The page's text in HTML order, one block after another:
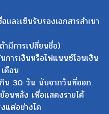
เละเซ็นรับรองเอกสารสำเนา
มีการเปลี่ยนชื่อ)
ารเงินหรือไฟแนนซ์โอนเงิน
ดือน
กิน 30 วัน นับจากวันที่ออก
อนหลัง เพื่อแสดงรายได้
แต่อย่างได